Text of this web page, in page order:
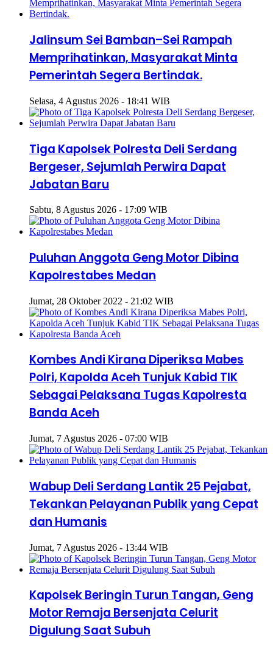
Jalinsum Sei Bamban–Sei Rampah
Memprihatinkan, Masyarakat Minta
Pemerintah Segera Bertindak.
Selasa, 4 Agustus 2026 - 18:41 WIB
Tiga Kapolsek Polresta Deli Serdang
Bergeser, Sejumlah Perwira Dapat
Jabatan Baru
Sabtu, 8 Agustus 2026 - 17:09 WIB
Puluhan Anggota Geng Motor Dibina
Kapolrestabes Medan
Jumat, 28 Oktober 2022 - 21:02 WIB
Kombes Andi Kirana Diperiksa Mabes
Polri, Kapolda Aceh Tunjuk Kabid TIK
Sebagai Pelaksana Tugas Kapolresta
Banda Aceh
Jumat, 7 Agustus 2026 - 07:00 WIB
Wabup Deli Serdang Lantik 25 Pejabat,
Tekankan Pelayanan Publik yang Cepat
dan Humanis
Jumat, 7 Agustus 2026 - 13:44 WIB
Kapolsek Beringin Turun Tangan, Geng
Motor Remaja Bersenjata Celurit
Digulung Saat Subuh